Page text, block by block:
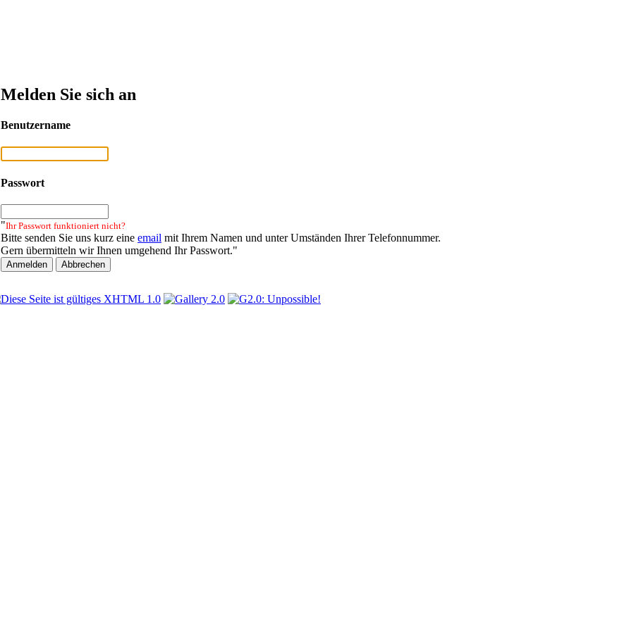
Melden Sie sich an
Benutzername
Passwort
"Ihr Passwort funktioniert nicht?
Bitte senden Sie uns kurz eine email mit Ihrem Namen und unter Umständen Ihrer Telefonnummer.
Gern übermitteln wir Ihnen umgehend Ihr Passwort."